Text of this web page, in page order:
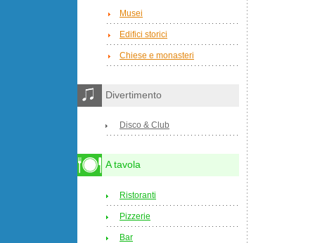
Musei
Edifici storici
Chiese e monasteri
Divertimento
Disco & Club
A tavola
Ristoranti
Pizzerie
Bar